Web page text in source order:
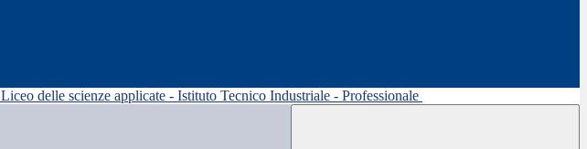
Liceo delle scienze applicate - Istituto Tecnico Industriale - Professionale